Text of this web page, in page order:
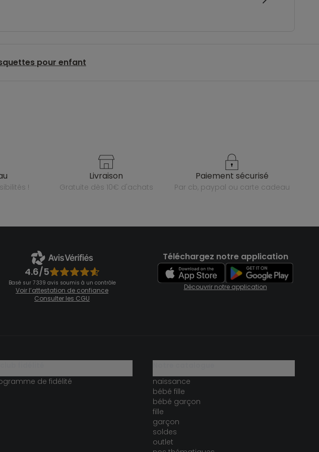
pour enfant
!
livraison
gratuite dès 10€ d'achats
paiement sécurisé
par cb, paypal ou carte cadeau
4.6/5
Basé sur 7 339 avis soumis à un contrôle
Voir l’attestation de confiance
Consulter les CGU
Téléchargez notre application
Découvrir notre application
de fidélité
naissance
bébé fille
bébé garçon
fille
garçon
soldes
outlet